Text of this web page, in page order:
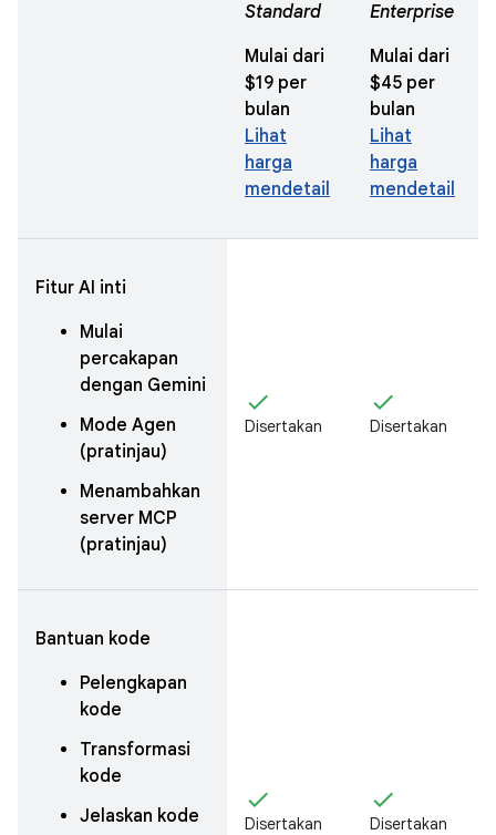
Standard
Mulai dari
$19 per
bulan
Lihat
harga
mendetail
Enterprise
Mulai dari
$45 per
bulan
Lihat
harga
mendetail
Fitur AI inti
Mulai
percakapan
dengan Gemini
Mode Agen
(pratinjau)
Menambahkan
server MCP
(pratinjau)
check
Disertakan
check
Disertakan
Bantuan kode
Pelengkapan
kode
Transformasi
kode
Jelaskan kode
check
Disertakan
check
Disertakan